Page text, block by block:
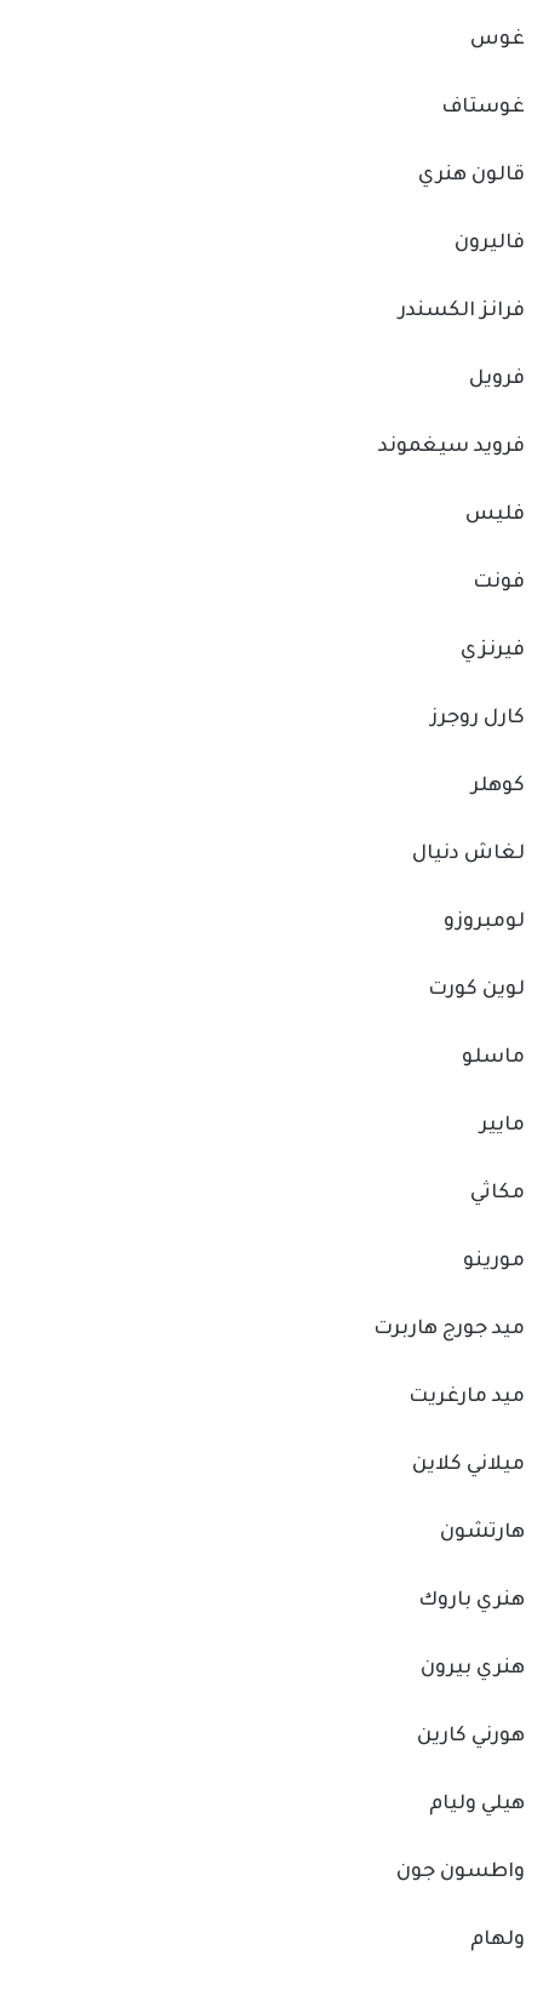
غوس
غوستاف
قالون هنري
فاليرون
فرانز الكسندر
فرويل
فرويد سيغموند
فليس
فونت
فيرنزي
كارل روجرز
كوهلر
لغاش دنيال
لومبروزو
لوين كورت
ماسلو
مايير
مكاثي
مورينو
ميد جورج هاربرت
ميد مارغريت
ميلاني كلاين
هارتشون
هنري باروك
هنري بيرون
هورني كارين
هيلي وليام
واطسون جون
ولهام